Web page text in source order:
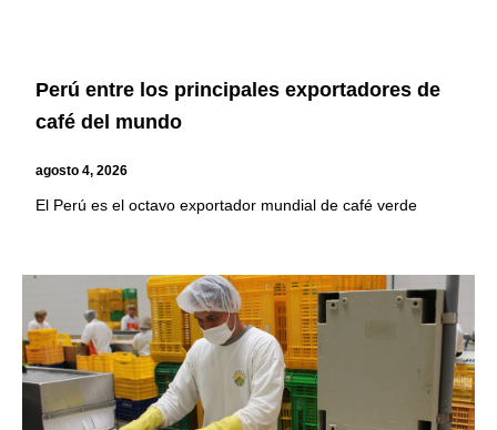
Perú entre los principales exportadores de
café del mundo
agosto 4, 2026
El Perú es el octavo exportador mundial de café verde